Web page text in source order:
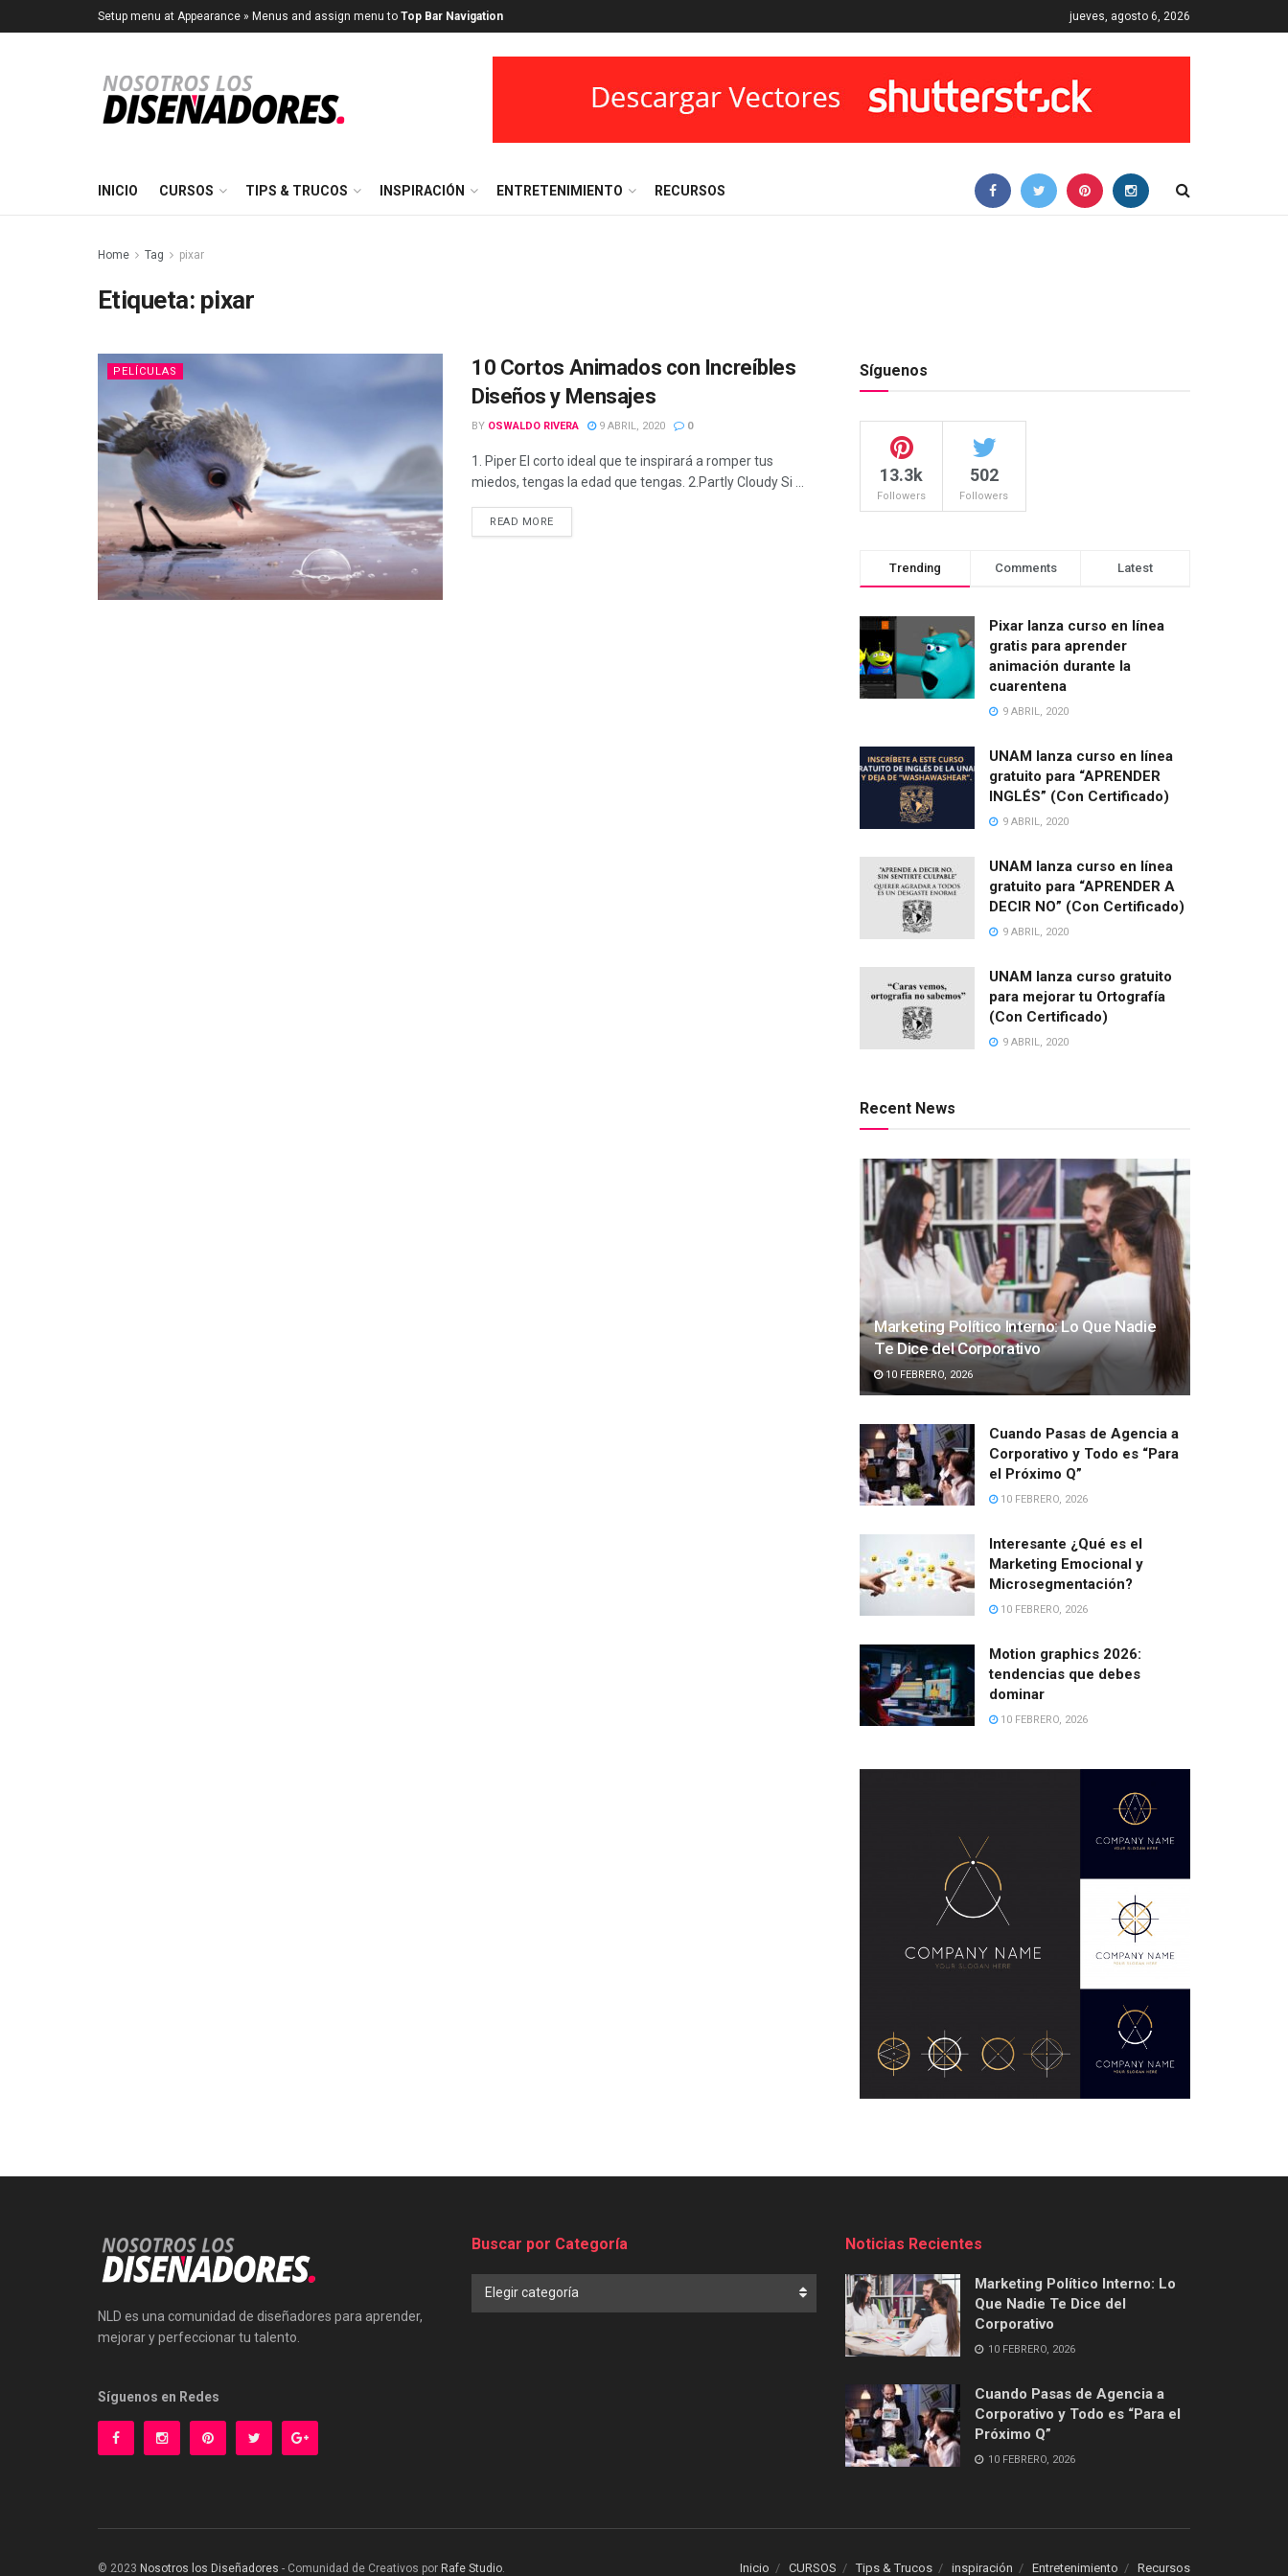
Setup menu at Appearance » Menus and assign menu to Top Bar Navigation jueves, agosto 6, 2026
INICIO CURSOS TIPS & TRUCOS INSPIRACIÓN ENTRETENIMIENTO RECURSOS
Home Tag pixar
Etiqueta: pixar
PELÍCULAS
10 Cortos Animados con Increíbles
Diseños y Mensajes
BY OSWALDO RIVERA 9 ABRIL, 2020 0
1. Piper El corto ideal que te inspirará a romper tus
miedos, tengas la edad que tengas. 2.Partly Cloudy Si ...
READ MORE
Síguenos
13.3k
Followers
502
Followers
Trending Comments Latest
Pixar lanza curso en línea
gratis para aprender
animación durante la
cuarentena
9 ABRIL, 2020
UNAM lanza curso en línea
gratuito para “APRENDER
INGLÉS” (Con Certificado)
9 ABRIL, 2020
UNAM lanza curso en línea
gratuito para “APRENDER A
DECIR NO” (Con Certificado)
9 ABRIL, 2020
UNAM lanza curso gratuito
para mejorar tu Ortografía
(Con Certificado)
9 ABRIL, 2020
Recent News
Marketing Político Interno: Lo Que Nadie
Te Dice del Corporativo
10 FEBRERO, 2026
Cuando Pasas de Agencia a
Corporativo y Todo es “Para
el Próximo Q”
10 FEBRERO, 2026
Interesante ¿Qué es el
Marketing Emocional y
Microsegmentación?
10 FEBRERO, 2026
Motion graphics 2026:
tendencias que debes
dominar
10 FEBRERO, 2026
NLD es una comunidad de diseñadores para aprender,
mejorar y perfeccionar tu talento.
Síguenos en Redes
Buscar por Categoría
Buscar
Elegir categoría
Noticias Recientes
Marketing Político Interno: Lo
Que Nadie Te Dice del
Corporativo
10 FEBRERO, 2026
Cuando Pasas de Agencia a
Corporativo y Todo es “Para el
Próximo Q”
10 FEBRERO, 2026
Inicio CURSOS Tips & Trucos inspiración Entretenimiento Recursos
© 2023 Nosotros los Diseñadores - Comunidad de Creativos por Rafe Studio.